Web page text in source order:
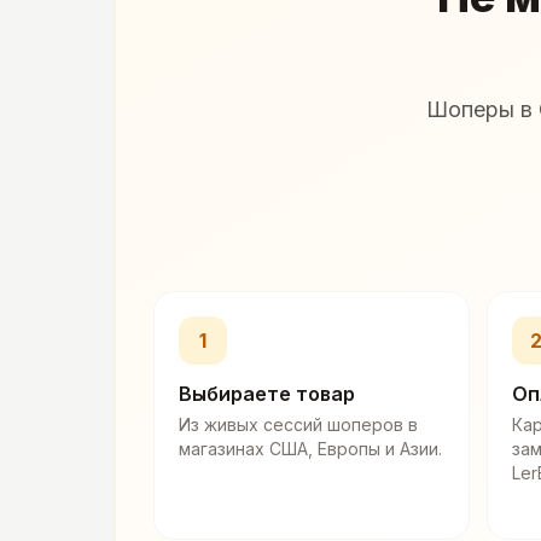
Шоперы в
1
Выбираете товар
Из живых сессий шоперов в
магазинах США, Европы и Азии.
2